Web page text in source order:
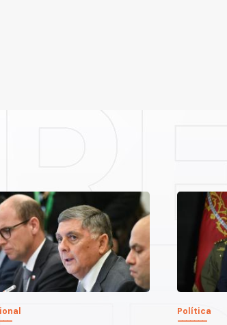
Política